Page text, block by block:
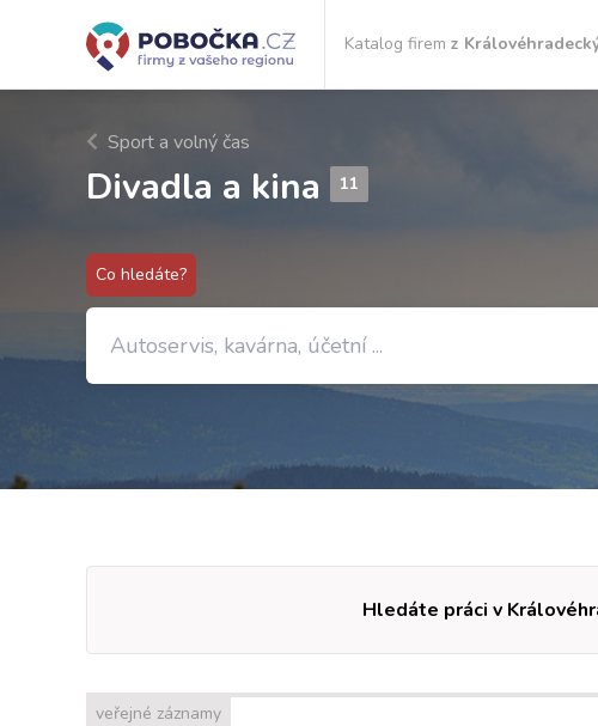
Katalog firem z
Sport a volný čas
Divadla a kina 11
Co hledáte?
Hledáte práci v
veřejné záznamy